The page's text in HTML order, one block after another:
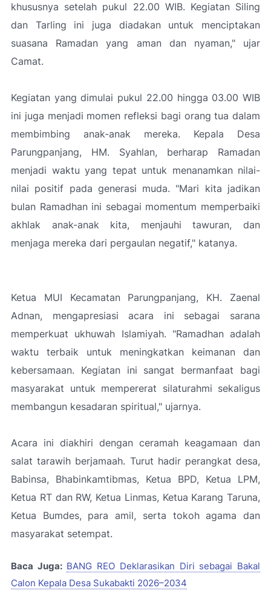
khususnya setelah pukul 22.00 WIB. Kegiatan Siling
dan Tarling ini juga diadakan untuk menciptakan
suasana Ramadan yang aman dan nyaman," ujar
Camat.
Kegiatan yang dimulai pukul 22.00 hingga 03.00 WIB
ini juga menjadi momen refleksi bagi orang tua dalam
membimbing anak-anak mereka. Kepala Desa
Parungpanjang, HM. Syahlan, berharap Ramadan
menjadi waktu yang tepat untuk menanamkan nilai-
nilai positif pada generasi muda. "Mari kita jadikan
bulan Ramadhan ini sebagai momentum memperbaiki
akhlak anak-anak kita, menjauhi tawuran, dan
menjaga mereka dari pergaulan negatif," katanya.
Ketua MUI Kecamatan Parungpanjang, KH. Zaenal
Adnan, mengapresiasi acara ini sebagai sarana
memperkuat ukhuwah Islamiyah. "Ramadhan adalah
waktu terbaik untuk meningkatkan keimanan dan
kebersamaan. Kegiatan ini sangat bermanfaat bagi
masyarakat untuk mempererat silaturahmi sekaligus
membangun kesadaran spiritual," ujarnya.
Acara ini diakhiri dengan ceramah keagamaan dan
salat tarawih berjamaah. Turut hadir perangkat desa,
Babinsa, Bhabinkamtibmas, Ketua BPD, Ketua LPM,
Ketua RT dan RW, Ketua Linmas, Ketua Karang Taruna,
Ketua Bumdes, para amil, serta tokoh agama dan
masyarakat setempat.
Baca Juga: BANG REO Deklarasikan Diri sebagai Bakal
Calon Kepala Desa Sukabakti 2026–2034